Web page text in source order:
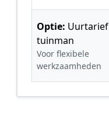
Optie: Uurtarief
tuinman
Voor flexibele
werkzaamheden